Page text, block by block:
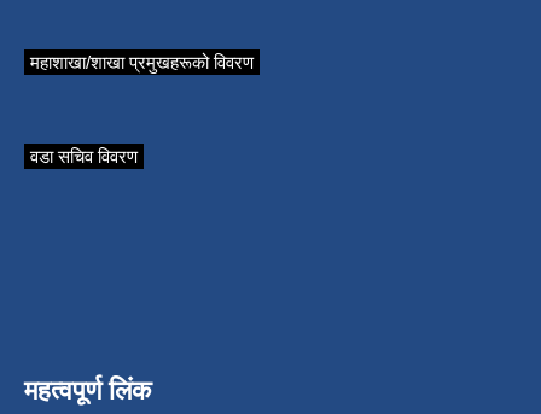
महाशाखा/शाखा प्रमुखहरूको विवरण
वडा सचिव विवरण
महत्वपूर्ण लिंक